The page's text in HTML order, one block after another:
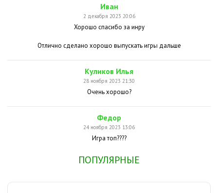
Иван
2 декабря 2023 20:06
Хорошо спасибо за инру
Отлично сделано хорошо выпускать игры дальше
Куликов Илья
28 ноября 2023 21:30
Очень хорошо?
Федор
24 ноября 2023 13:06
Игра топ????
ПОПУЛЯРНЫЕ